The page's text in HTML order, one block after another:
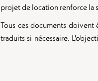
projet de location renforce la
Tous ces documents
traduits si nécessaire.